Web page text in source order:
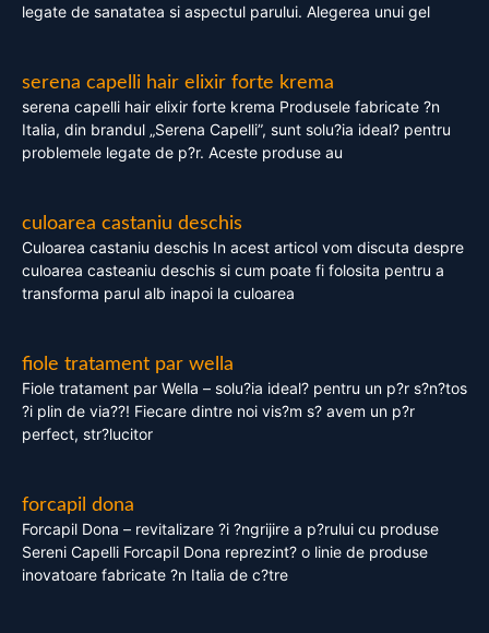
legate de sanatatea si aspectul parului. Alegerea unui gel
serena capelli hair elixir forte krema
serena capelli hair elixir forte krema Produsele fabricate ?n
Italia, din brandul „Serena Capelli”, sunt solu?ia ideal? pentru
problemele legate de p?r. Aceste produse au
culoarea castaniu deschis
Culoarea castaniu deschis In acest articol vom discuta despre
culoarea casteaniu deschis si cum poate fi folosita pentru a
transforma parul alb inapoi la culoarea
fiole tratament par wella
Fiole tratament par Wella – solu?ia ideal? pentru un p?r s?n?tos
?i plin de via??! Fiecare dintre noi vis?m s? avem un p?r
perfect, str?lucitor
forcapil dona
Forcapil Dona – revitalizare ?i ?ngrijire a p?rului cu produse
Sereni Capelli Forcapil Dona reprezint? o linie de produse
inovatoare fabricate ?n Italia de c?tre